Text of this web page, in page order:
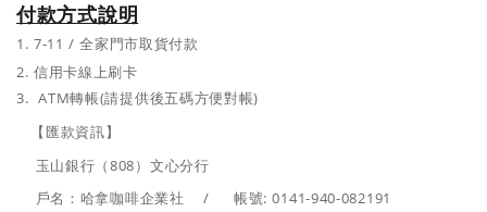
付款方式說明
1. 7-11 / 全家門市取貨付款
2. 信用卡線上刷卡
3. ATM轉帳(請提供後五碼方便對帳)
【匯款資訊】
玉山銀行（808）文心分行
戶名：哈拿咖啡企業社 / 帳號:0141-940-082191